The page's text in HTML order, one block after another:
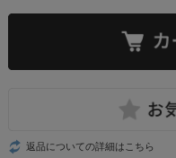
返品についての詳細はこちら